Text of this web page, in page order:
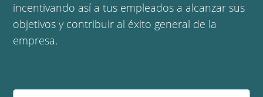
incentivando así a tus empleados a alcanzar sus
objetivos y contribuir al éxito general de la
empresa.